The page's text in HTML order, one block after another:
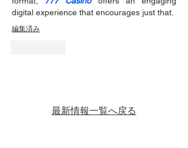
digital experience that encourages just that.
編集済み
最新情報一覧へ戻る